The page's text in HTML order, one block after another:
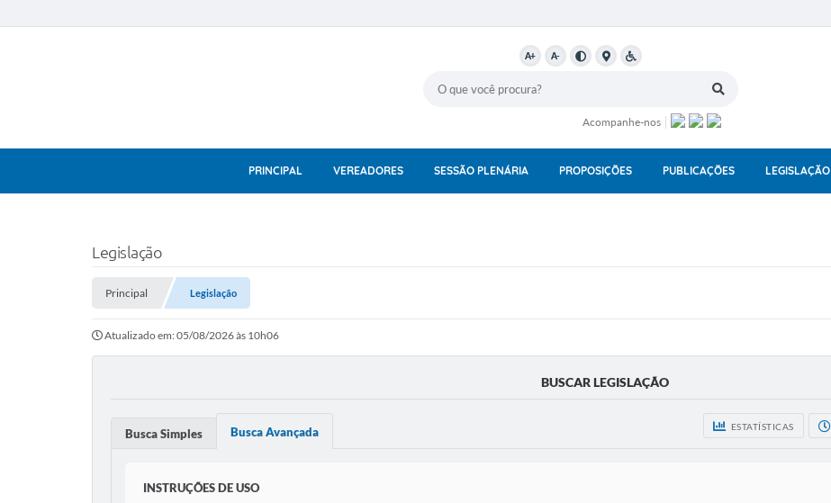
A+ A-
Acompanhe-nos
PRINCIPAL VEREADORES SESSÃO PLENÁRIA PROPOSIÇÕES PUBLICAÇÕES LEGISLAÇÃO
Legislação
Principal Legislação
Atualizado em: 05/08/2026 às 10h06
BUSCAR LEGISLAÇÃO
ESTATÍSTICAS
Busca Simples Busca Avançada
INSTRUÇÕES DE USO